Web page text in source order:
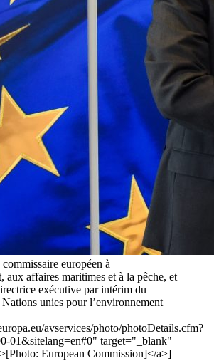
européen à
aux affaires maritimes et à la pêche, et
exécutive par intérim du
unies pour l’environnement
avservices/photo/photoDetails.cfm?
01&sitelang=en#0" target="_blank"
European Commission]</a>]